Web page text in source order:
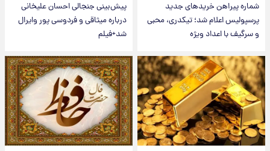
شماره پیراهن خریدهای جدید
پرسپولیس اعلام شد؛ تیکدری، محبی
و سرگیف با اعداد ویژه
پیش‌بینی جنجالی احسان علیخانی
درباره میثاقی و فردوسی پور وایرال
شد+فیلم